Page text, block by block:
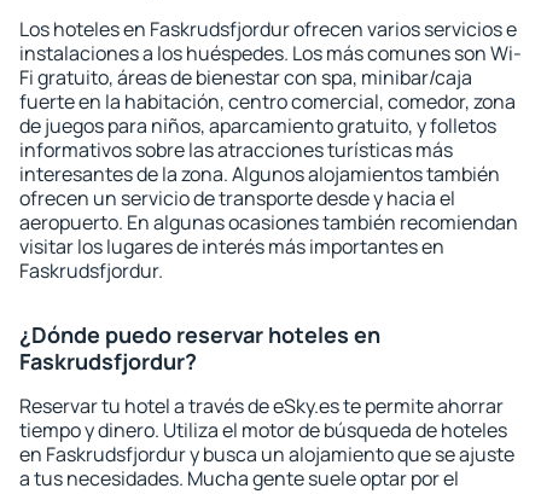
Los hoteles en Faskrudsfjordur ofrecen varios servicios e
instalaciones a los huéspedes. Los más comunes son Wi-
Fi gratuito, áreas de bienestar con spa, minibar/caja
fuerte en la habitación, centro comercial, comedor, zona
de juegos para niños, aparcamiento gratuito, y folletos
informativos sobre las atracciones turísticas más
interesantes de la zona. Algunos alojamientos también
ofrecen un servicio de transporte desde y hacia el
aeropuerto. En algunas ocasiones también recomiendan
visitar los lugares de interés más importantes en
Faskrudsfjordur.
¿Dónde puedo reservar hoteles en
Faskrudsfjordur?
Reservar tu hotel a través de eSky.es te permite ahorrar
tiempo y dinero. Utiliza el motor de búsqueda de hoteles
en Faskrudsfjordur y busca un alojamiento que se ajuste
a tus necesidades. Mucha gente suele optar por el